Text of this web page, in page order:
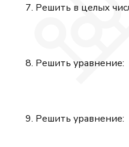
Решить в целых
Решить уравнение:
Решить уравнение: